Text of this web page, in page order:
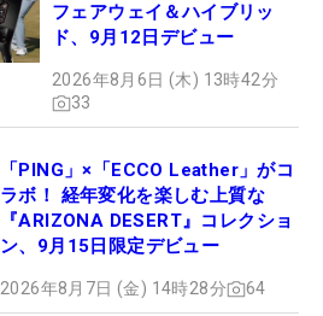
フェアウェイ＆ハイブリッ
ド、9月12日デビュー
2026年8月6日 (木) 13時42分
33
「PING」×「ECCO Leather」がコ
ラボ！ 経年変化を楽しむ上質な
『ARIZONA DESERT』コレクショ
ン、9月15日限定デビュー
2026年8月7日 (金) 14時28分 64